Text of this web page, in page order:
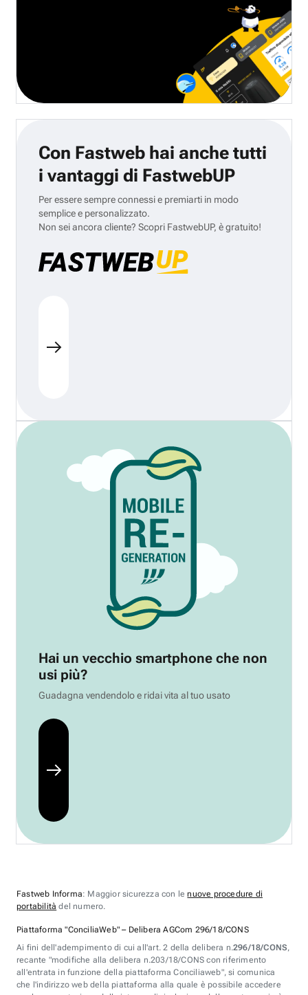
Con Fastweb hai anche tutti
i vantaggi di FastwebUP
Per essere sempre connessi e premiarti in modo
semplice e personalizzato.
Non sei ancora cliente? Scopri FastwebUP, è gratuito!
Hai un vecchio smartphone che non
usi più?
Guadagna vendendolo e ridai vita al tuo usato
Fastweb Informa: Maggior sicurezza con lenuove procedure di
portabilità del numero.
Piattaforma "ConciliaWeb" – Delibera AGCom 296/18/CONS
Ai fini dell'adempimento di cui all'art. 2 della delibera n.296/18/CONS,
recante "modifiche alla delibera n.203/18/CONS con riferimento
all'entrata in funzione della piattaforma Conciliaweb", si comunica
che l'indirizzo web della piattaforma alla quale è possibile accedere